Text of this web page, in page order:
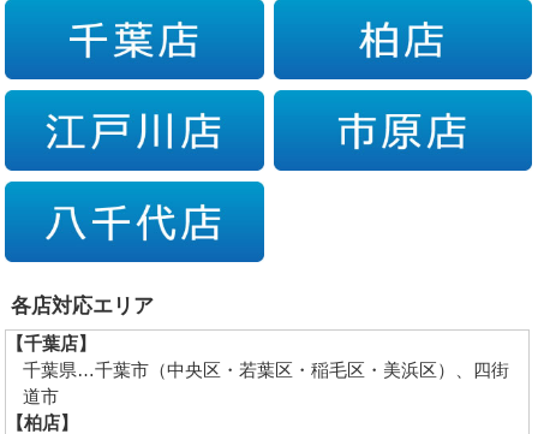
各店対応エリア
【千葉店】
千葉県…千葉市（中央区・若葉区・稲毛区・美浜区）、四街
道市
【柏店】